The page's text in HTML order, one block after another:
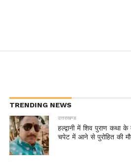
TRENDING NEWS
उत्तराखण्ड
हल्द्वानी में शिव पुराण
चपेट में आने से पुरोहित की